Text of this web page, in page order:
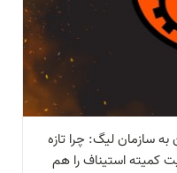
سازمان لیگ: چرا تازه
کمیته استیناف را هم